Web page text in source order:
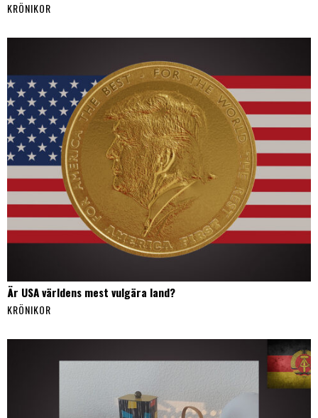
KRÖNIKOR
Är USA världens mest vulgära land?
KRÖNIKOR